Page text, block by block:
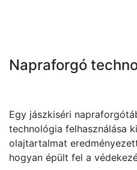
Napraforgó
Egy jászkiséri
technológia felhasználása
olajtartalmat
hogyan épült fel a